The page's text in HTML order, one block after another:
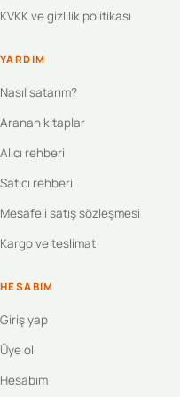
KVKK ve gizlilik politikası
YARDIM
Nasıl satarım?
Aranan kitaplar
Alıcı rehberi
Satıcı rehberi
Mesafeli satış sözleşmesi
Kargo ve teslimat
HESABIM
Giriş yap
Üye ol
Hesabım